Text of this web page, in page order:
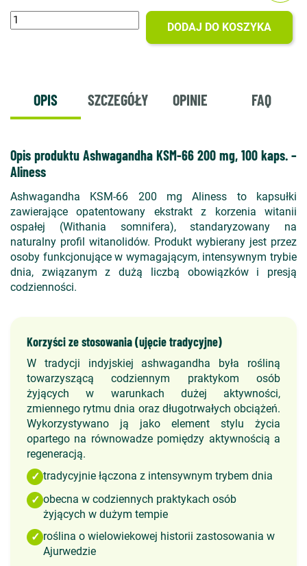
DODAJ DO KOSZYKA
OPIS SZCZEGÓŁY OPINIE FAQ
Opis produktu Ashwagandha KSM-66 200 mg, 100 kaps. –
Aliness
Ashwagandha KSM-66 200 mg Aliness to kapsułki
zawierające opatentowany ekstrakt z korzenia witanii
ospałej (Withania somnifera), standaryzowany na
naturalny profil witanolidów. Produkt wybierany jest przez
osoby funkcjonujące w wymagającym, intensywnym trybie
dnia, związanym z dużą liczbą obowiązków i presją
codzienności.
Korzyści ze stosowania (ujęcie tradycyjne)
W tradycji indyjskiej ashwagandha była rośliną
towarzyszącą codziennym praktykom osób
żyjących w warunkach dużej aktywności,
zmiennego rytmu dnia oraz długotrwałych obciążeń.
Wykorzystywano ją jako element stylu życia
opartego na równowadze pomiędzy aktywnością a
regeneracją.
✓ tradycyjnie łączona z intensywnym trybem dnia
✓ obecna w codziennych praktykach osób
żyjących w dużym tempie
✓ roślina o wielowiekowej historii zastosowania w
Ajurwedzie